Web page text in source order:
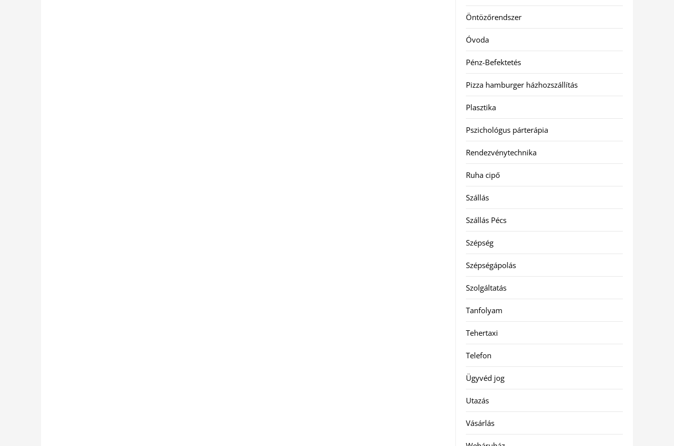
Öntözőrendszer
Óvoda
Pénz-Befektetés
Pizza hamburger házhozszállítás
Plasztika
Pszichológus párterápia
Rendezvénytechnika
Ruha cipő
Szállás
Szállás Pécs
Szépség
Szépségápolás
Szolgáltatás
Tanfolyam
Tehertaxi
Telefon
Ügyvéd jog
Utazás
Vásárlás